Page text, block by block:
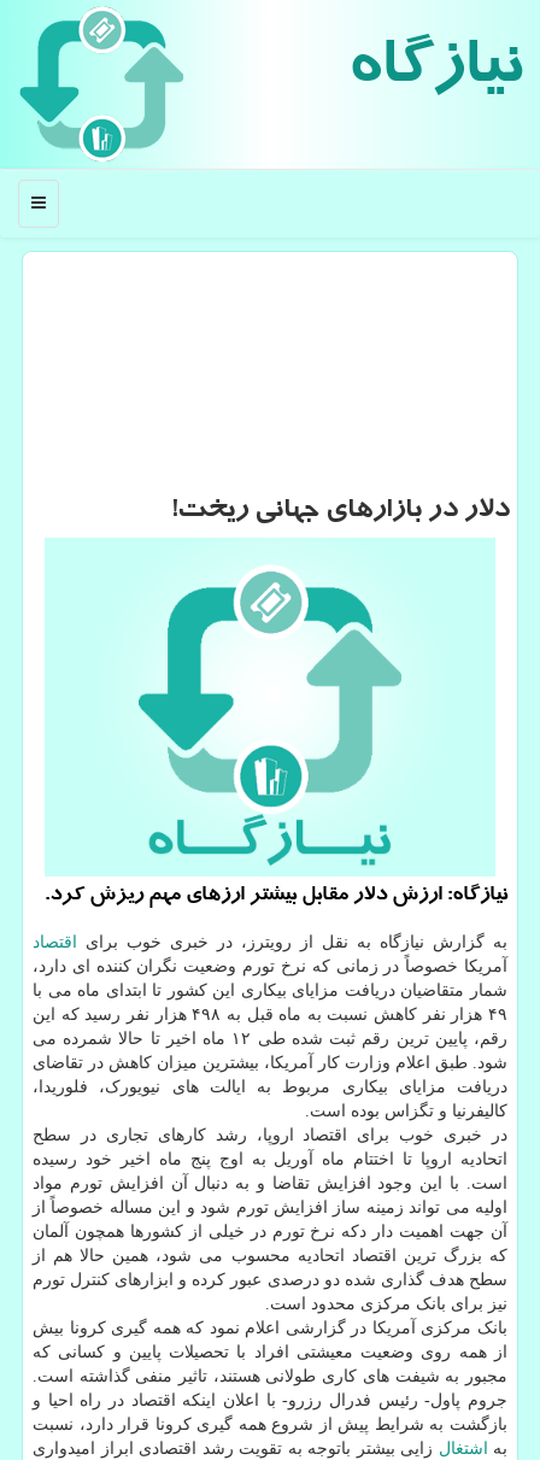
نیازگاه
منو
دلار در بازارهای جهانی ریخت!
نیازگاه: ارزش دلار مقابل بیشتر ارزهای مهم ریزش کرد.
به گزارش نیازگاه به نقل از رویترز، در خبری خوب برای
اقتصاد
آمریکا خصوصاً در زمانی که نرخ تورم وضعیت نگران کننده ای دارد،
شمار متقاضیان دریافت مزایای بیکاری این کشور تا ابتدای ماه می با
۴۹ هزار نفر کاهش نسبت به ماه قبل به ۴۹۸ هزار نفر رسید که این
رقم، پایین ترین رقم ثبت شده طی ۱۲ ماه اخیر تا حالا شمرده می
شود. طبق اعلام وزارت کار آمریکا، بیشترین میزان کاهش در تقاضای
دریافت مزایای بیکاری مربوط به ایالت های نیویورک، فلوریدا،
کالیفرنیا و تگزاس بوده است.
در خبری خوب برای اقتصاد اروپا، رشد کارهای تجاری در سطح
اتحادیه اروپا تا اختتام ماه آوریل به اوج پنج ماه اخیر خود رسیده
است. با این وجود افزایش تقاضا و به دنبال آن افزایش تورم مواد
اولیه می تواند زمینه ساز افزایش تورم شود و این مساله خصوصاً از
آن جهت اهمیت دار دکه نرخ تورم در خیلی از کشورها همچون آلمان
که بزرگ ترین اقتصاد اتحادیه محسوب می شود، همین حالا هم از
سطح هدف گذاری شده دو درصدی عبور کرده و ابزارهای کنترل تورم
نیز برای بانک مرکزی محدود است.
بانک مرکزی آمریکا در گزارشی اعلام نمود که همه گیری کرونا بیش
از همه روی وضعیت معیشتی افراد با تحصیلات پایین و کسانی که
مجبور به شیفت های کاری طولانی هستند، تاثیر منفی گذاشته است.
جروم پاول- رئیس فدرال رزرو- با اعلان اینکه اقتصاد در راه احیا و
بازگشت به شرایط پیش از شروع همه گیری کرونا قرار دارد، نسبت
به
اشتغال زایی بیشتر باتوجه به تقویت رشد اقتصادی ابراز امیدواری